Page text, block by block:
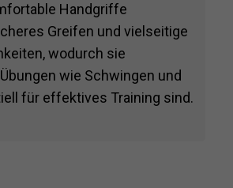
Handgriffe
Greifen und vielseitige
wodurch sie
wie Schwingen und
für effektives Training sind.